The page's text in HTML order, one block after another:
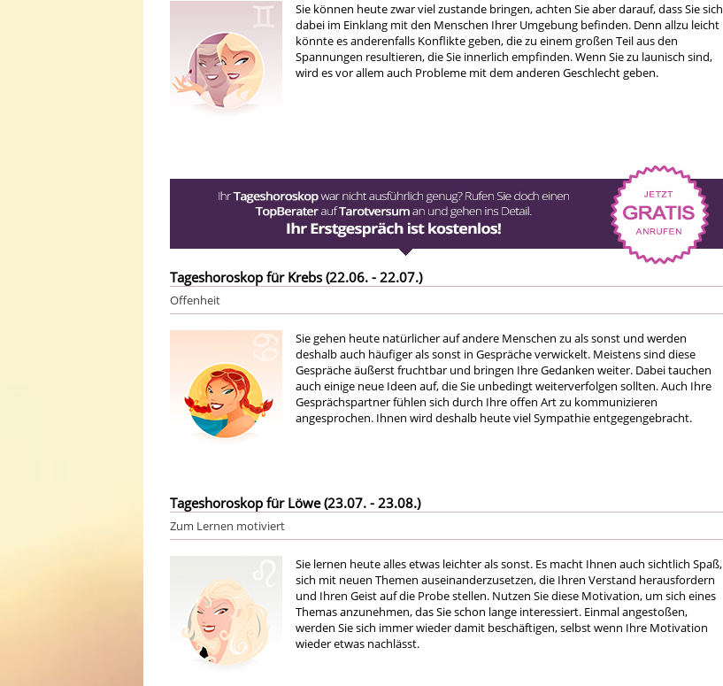
Sie können heute zwar viel zustande bringen, achten Sie aber darauf, dass Sie sich
dabei im Einklang mit den Menschen Ihrer Umgebung befinden. Denn allzu leicht
könnte es anderenfalls Konflikte geben, die zu einem großen Teil aus den
Spannungen resultieren, die Sie innerlich empfinden. Wenn Sie zu launisch sind,
wird es vor allem auch Probleme mit dem anderen Geschlecht geben.
Tageshoroskop für Krebs (22.06. - 22.07.)
Offenheit
Sie gehen heute natürlicher auf andere Menschen zu als sonst und werden
deshalb auch häufiger als sonst in Gespräche verwickelt. Meistens sind diese
Gespräche äußerst fruchtbar und bringen Ihre Gedanken weiter. Dabei tauchen
auch einige neue Ideen auf, die Sie unbedingt weiterverfolgen sollten. Auch Ihre
Gesprächspartner fühlen sich durch Ihre offen Art zu kommunizieren
angesprochen. Ihnen wird deshalb heute viel Sympathie entgegengebracht.
Tageshoroskop für Löwe (23.07. - 23.08.)
Zum Lernen motiviert
Sie lernen heute alles etwas leichter als sonst. Es macht Ihnen auch sichtlich Spaß,
sich mit neuen Themen auseinanderzusetzen, die Ihren Verstand herausfordern
und Ihren Geist auf die Probe stellen. Nutzen Sie diese Motivation, um sich eines
Themas anzunehmen, das Sie schon lange interessiert. Einmal angestoßen,
werden Sie sich immer wieder damit beschäftigen, selbst wenn Ihre Motivation
wieder etwas nachlässt.